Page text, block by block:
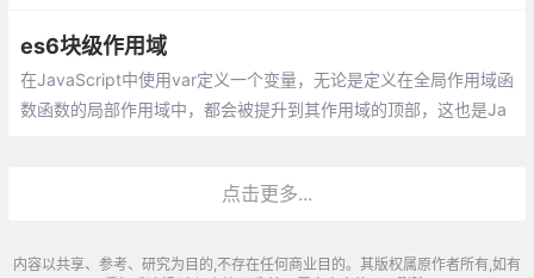
es6块级作用域
在JavaScript中使用var定义一个变量，无论是定义在全局作用域函
数函数的局部作用域中，都会被提升到其作用域的顶部，这也是Ja
点击更多...
内容以共享、参考、研究为目的,不存在任何商业目的。其版权属原作者所有,如有